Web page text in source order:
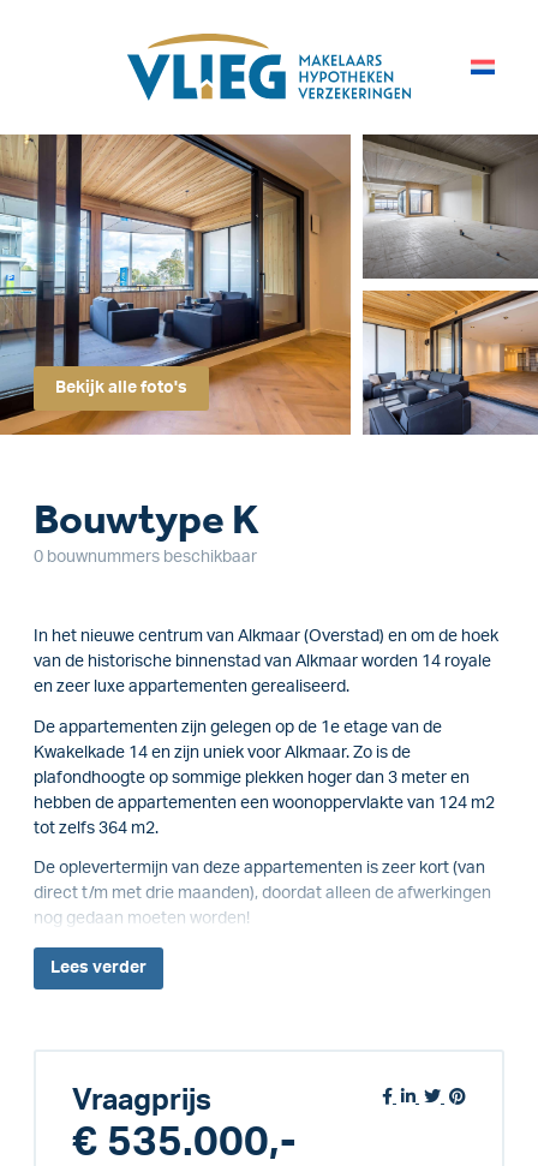
Bekijk alle foto's
Bouwtype K
0 bouwnummers beschikbaar
In het nieuwe centrum van Alkmaar (Overstad) en om de hoek
van de historische binnenstad van Alkmaar worden 14 royale
en zeer luxe appartementen gerealiseerd.
De appartementen zijn gelegen op de 1e etage van de
Kwakelkade 14 en zijn uniek voor Alkmaar. Zo is de
plafondhoogte op sommige plekken hoger dan 3 meter en
hebben de appartementen een woonoppervlakte van 124 m2
tot zelfs 364 m2.
De oplevertermijn van deze appartementen is zeer kort (van
direct t/m met drie maanden), doordat alleen de afwerkingen
nog gedaan moeten worden!
Lees verder
Vraagprijs
€ 535.000,-